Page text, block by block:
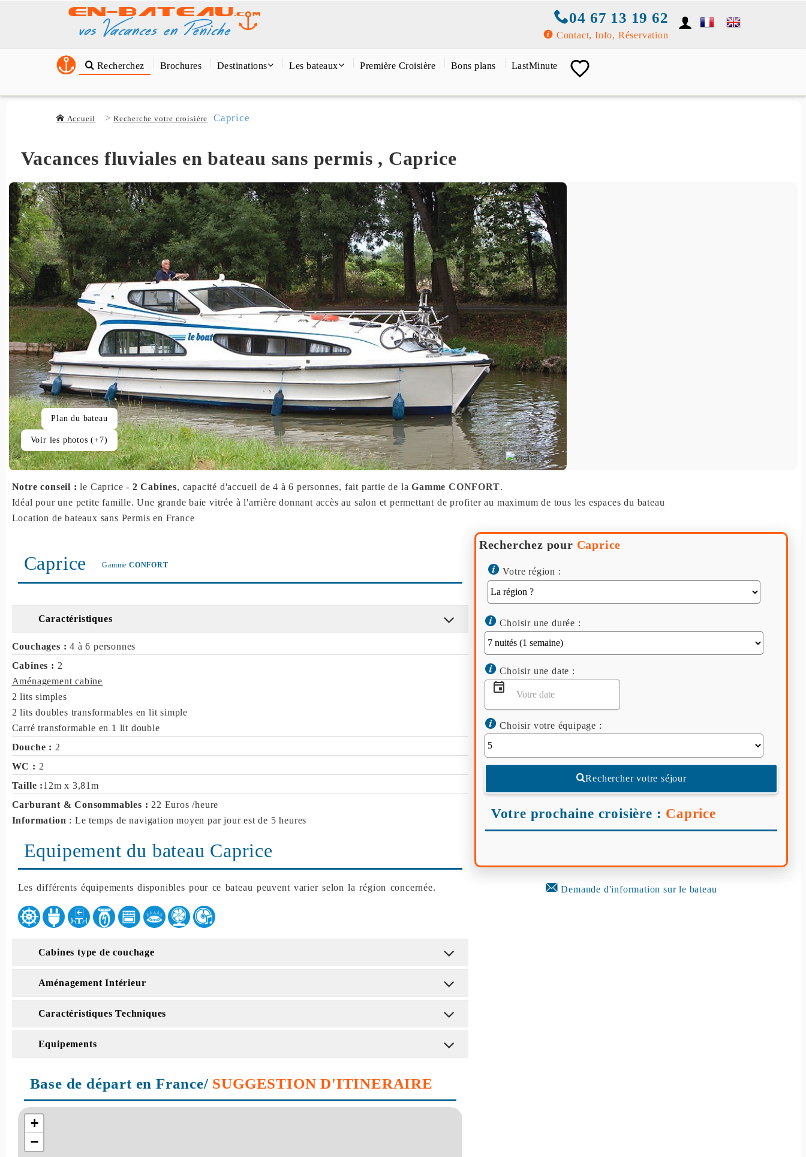
04 67 13 19 62
Contact, Info, Réservation
Recherchez Brochures Destinations Les bateaux Première Croisière Bons plans LastMinute
Accueil Recherche votre croisière Caprice
Vacances fluviales en bateau sans permis , Caprice
Plan du bateau
Voir les photos (+7)
Notre conseil :le Caprice - 2 Cabines, capacité d'accueil de 4 à 6 personnes, fait partie de laGamme CONFORT.
Idéal pour une petite famille. Une grande baie vitrée à l'arrière donnant accès au salon et permettant de profiter au maximum de tous les espaces du bateau
Location de bateaux sans Permis en France
Caprice Gamme CONFORT
Caractéristiques
Couchages : 4 à 6 personnes
Cabines : 2
Aménagement cabine
2 lits simples
2 lits doubles transformables en lit simple
Carré transformable en 1 lit double
Douche : 2
WC : 2
Taille :12m x 3,81m
Carburant & Consommables : 22 Euros /heure
Information : Le temps de navigation moyen par jour est de 5 heures
Equipement du bateau Caprice
Les différents équipements disponibles pour ce bateau peuvent varier selon la région concernée.
Cabines type de couchage
Aménagement Intérieur
Caractéristiques Techniques
Equipements
Base de départ en France/ SUGGESTION D'ITINERAIRE
Recherchez pour Caprice
Votre région :
Choisir une durée :
Choisir une date :
Choisir votre équipage :
Rechercher votre séjour
Votre prochaine croisière : Caprice
Demande d'information sur le bateau